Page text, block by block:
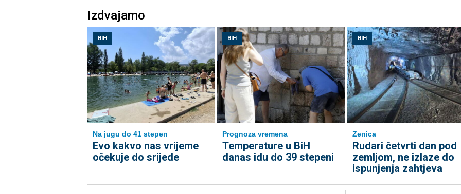
Izdvajamo
BIH
Na jugu do 41 stepen
Evo kakvo nas vrijeme
očekuje do srijede
BIH
Prognoza vremena
Temperature u BiH
danas idu do 39 stepeni
BIH
Zenica
Rudari četvrti dan pod
zemljom, ne izlaze do
ispunjenja zahtjeva